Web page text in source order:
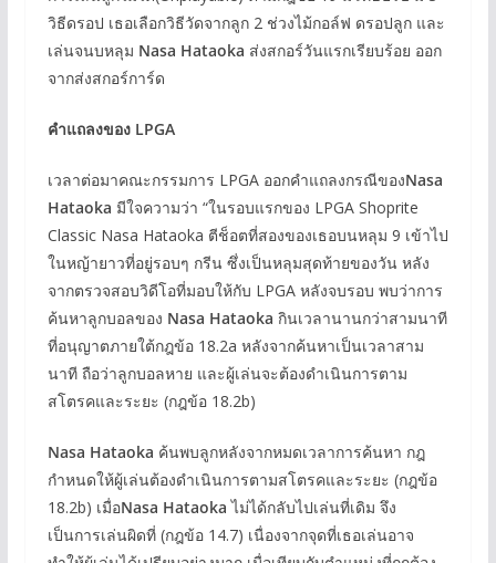
วิธีดรอป เธอเลือกวิธีวัดจากลูก 2 ช่วงไม้กอล์ฟ ดรอปลูก และ
เล่นจนบหลุม Nasa Hataoka ส่งสกอร์วันแรกเรียบร้อย ออก
จากส่งสกอร์การ์ด
คำแถลงของ LPGA
เวลาต่อมาคณะกรรมการ LPGA ออกคำแถลงกรณีของNasa
Hataoka มีใจความว่า “ในรอบแรกของ LPGA Shoprite
Classic Nasa Hataoka ตีช็อตที่สองของเธอบนหลุม 9 เข้าไป
ในหญ้ายาวที่อยู่รอบๆ กรีน ซึ่งเป็นหลุมสุดท้ายของวัน หลัง
จากตรวจสอบวิดีโอที่มอบให้กับ LPGA หลังจบรอบ พบว่าการ
ค้นหาลูกบอลของ Nasa Hataoka กินเวลานานกว่าสามนาที
ที่อนุญาตภายใต้กฎข้อ 18.2a หลังจากค้นหาเป็นเวลาสาม
นาที ถือว่าลูกบอลหาย และผู้เล่นจะต้องดำเนินการตาม
สโตรคและระยะ (กฎข้อ 18.2b)
Nasa Hataoka ค้นพบลูกหลังจากหมดเวลาการค้นหา กฎ
กำหนดให้ผู้เล่นต้องดำเนินการตามสโตรคและระยะ (กฎข้อ
18.2b) เมื่อNasa Hataokaไม่ได้กลับไปเล่นที่เดิม จึง
เป็นการเล่นผิดที่ (กฎข้อ 14.7) เนื่องจากจุดที่เธอเล่นอาจ